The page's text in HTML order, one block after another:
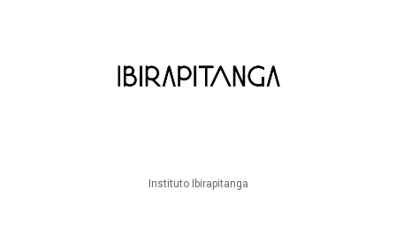
Instituto Ibirapitanga